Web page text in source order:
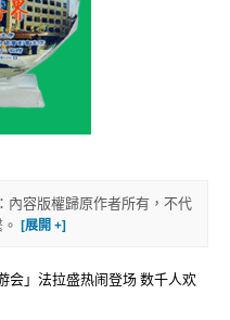
容版權歸原作者所有，不代
会」法拉盛热闹登场 数千人欢